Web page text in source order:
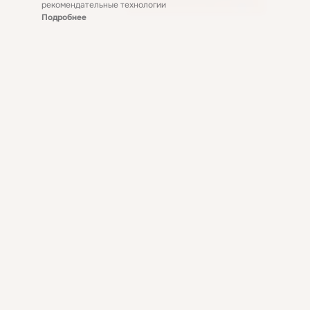
рекомендательные технологии
Подробнее